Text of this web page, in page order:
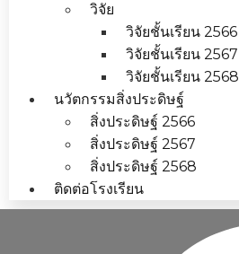
วิจัย
วิจัยชั้นเรียน 2566
วิจัยชั้นเรียน 2567
วิจัยชั้นเรียน 2568
นวัตกรรมสิ่งประดิษฐ์
สิ่งประดิษฐ์ 2566
สิ่งประดิษฐ์ 2567
สิ่งประดิษฐ์ 2568
ติดต่อโรงเรียน